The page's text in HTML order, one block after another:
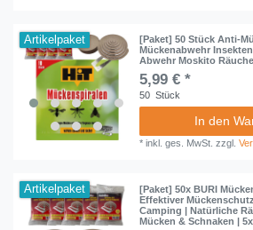
Artikelpaket
[Paket] 50 Stück Anti-
Mückenabwehr
Abwehr Moskito
5,99 € *
50 Stück
In den
*inkl. ges. MwSt. zzgl.
Artikelpaket
[Paket] 50x BURI
Effektiver
Camping | Natürliche
Mücken & Schnaken |